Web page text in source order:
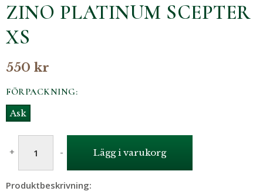
ZINO PLATINUM SCEPTER
XS
550 kr
FÖRPACKNING:
Ask
+ - Lägg i varukorg
Produktbeskrivning: